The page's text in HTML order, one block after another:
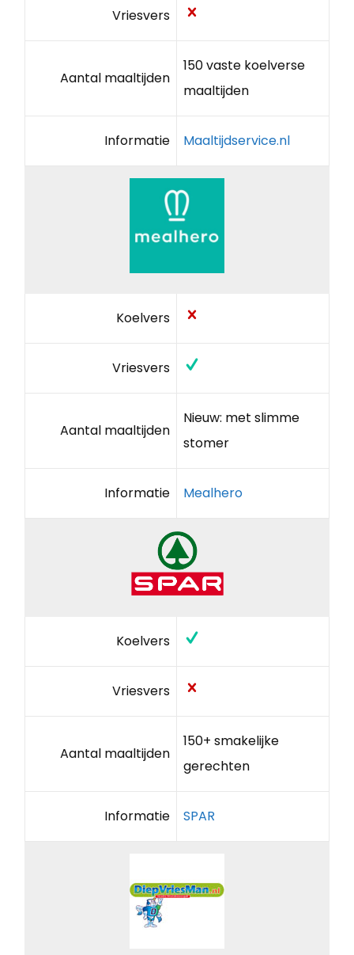
Vriesvers
Aantal maaltijden
150 vaste koelverse
maaltijden
Informatie Maaltijdservice.nl
Koelvers
Vriesvers
Aantal maaltijden
Nieuw: met slimme
stomer
Informatie Mealhero
Koelvers
Vriesvers
Aantal maaltijden
150+ smakelijke
gerechten
Informatie SPAR